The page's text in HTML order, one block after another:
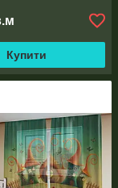
Купити